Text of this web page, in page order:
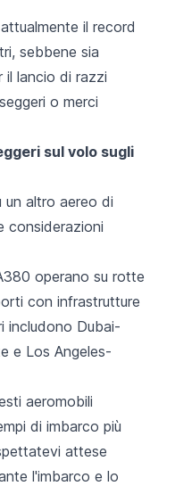
il record
sebbene sia
lancio di razzi
o merci
sul volo sugli
un altro aereo di
considerazioni
operano su rotte
con infrastrutture
includono Dubai-
e Los Angeles-
aeromobili
di imbarco più
attese
l'imbarco e lo